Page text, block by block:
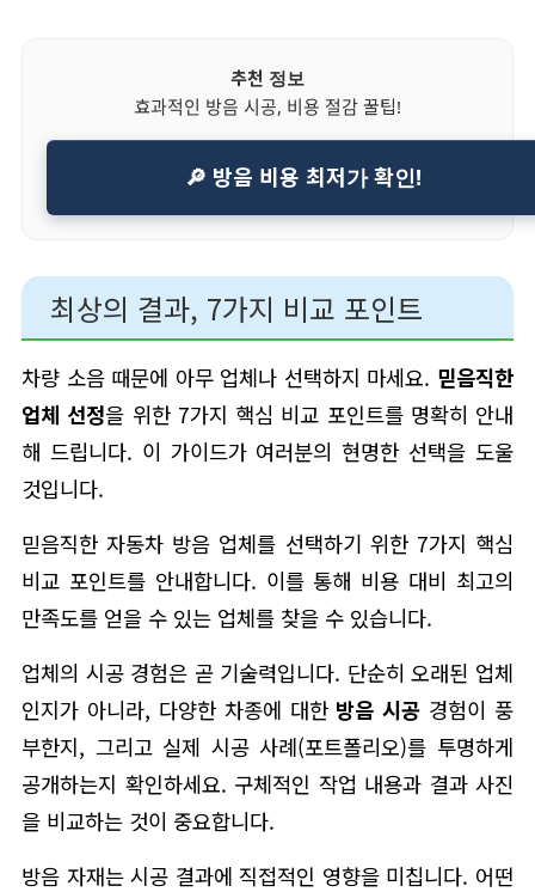
추천 정보
효과적인 방음 시공, 비용 절감 꿀팁!
🔎 방음 비용 최저가 확인!
최상의 결과, 7가지 비교 포인트
차량 소음 때문에 아무 업체나 선택하지 마세요. 믿음직한
업체 선정을 위한 7가지 핵심 비교 포인트를 명확히 안내
해 드립니다. 이 가이드가 여러분의 현명한 선택을 도울
것입니다.
믿음직한 자동차 방음 업체를 선택하기 위한 7가지 핵심
비교 포인트를 안내합니다. 이를 통해 비용 대비 최고의
만족도를 얻을 수 있는 업체를 찾을 수 있습니다.
업체의 시공 경험은 곧 기술력입니다. 단순히 오래된 업체
인지가 아니라, 다양한 차종에 대한 방음 시공 경험이 풍
부한지, 그리고 실제 시공 사례(포트폴리오)를 투명하게
공개하는지 확인하세요. 구체적인 작업 내용과 결과 사진
을 비교하는 것이 중요합니다.
방음 자재는 시공 결과에 직접적인 영향을 미칩니다. 어떤